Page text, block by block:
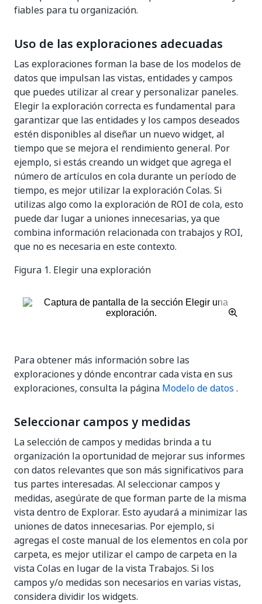
fiables para tu organización.
Uso de las exploraciones adecuadas
Las exploraciones forman la base de los modelos de
datos que impulsan las vistas, entidades y campos
que puedes utilizar al crear y personalizar paneles.
Elegir la exploración correcta es fundamental para
garantizar que las entidades y los campos deseados
estén disponibles al diseñar un nuevo widget, al
tiempo que se mejora el rendimiento general. Por
ejemplo, si estás creando un widget que agrega el
número de artículos en cola durante un período de
tiempo, es mejor utilizar la exploración Colas. Si
utilizas algo como la exploración de ROI de cola, esto
puede dar lugar a uniones innecesarias, ya que
combina información relacionada con trabajos y ROI,
que no es necesaria en este contexto.
Figura 1. Elegir una exploración
Para obtener más información sobre las
exploraciones y dónde encontrar cada vista en sus
exploraciones, consulta la página Modelo de datos .
Seleccionar campos y medidas
La selección de campos y medidas brinda a tu
organización la oportunidad de mejorar sus informes
con datos relevantes que son más significativos para
tus partes interesadas. Al seleccionar campos y
medidas, asegúrate de que forman parte de la misma
vista dentro de Explorar. Esto ayudará a minimizar las
uniones de datos innecesarias. Por ejemplo, si
agregas el coste manual de los elementos en cola por
carpeta, es mejor utilizar el campo de carpeta en la
vista Colas en lugar de la vista Trabajos. Si los
campos y/o medidas son necesarios en varias vistas,
considera dividir los widgets.